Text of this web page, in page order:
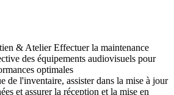
& Atelier Effectuer la maintenance
des équipements audiovisuels pour
optimales
de l'inventaire, assister dans la mise à jour
et assurer la réception et la mise en